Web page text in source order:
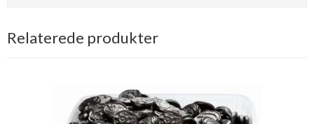
Relaterede produkter